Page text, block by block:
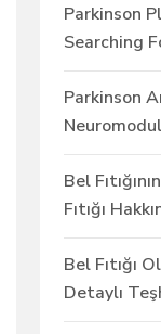
Parkinson
Searching
Parkinson
Bel
Fıtığı
Bel Fıtığı
Detaylı